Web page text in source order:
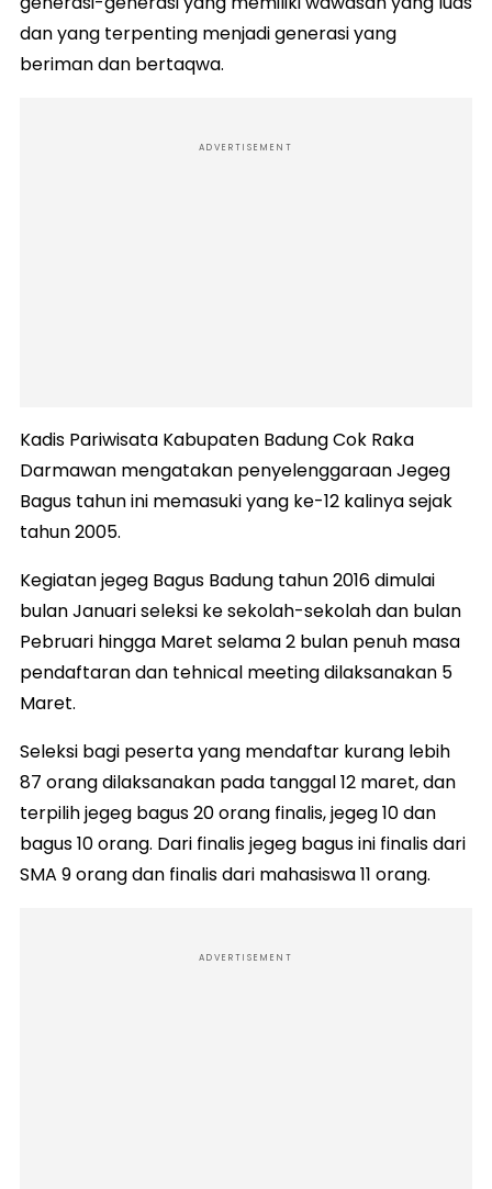
dan yang terpenting menjadi generasi yang
beriman dan bertaqwa.
ADVERTISEMENT
Kadis Pariwisata Kabupaten Badung Cok Raka
Darmawan mengatakan penyelenggaraan Jegeg
Bagus tahun ini memasuki yang ke-12 kalinya sejak
tahun 2005.
Kegiatan jegeg Bagus Badung tahun 2016 dimulai
bulan Januari seleksi ke sekolah-sekolah dan bulan
Pebruari hingga Maret selama 2 bulan penuh masa
pendaftaran dan tehnical meeting dilaksanakan 5
Maret.
Seleksi bagi peserta yang mendaftar kurang lebih
87 orang dilaksanakan pada tanggal 12 maret, dan
terpilih jegeg bagus 20 orang finalis, jegeg 10 dan
bagus 10 orang. Dari finalis jegeg bagus ini finalis dari
SMA 9 orang dan finalis dari mahasiswa 11 orang.
ADVERTISEMENT